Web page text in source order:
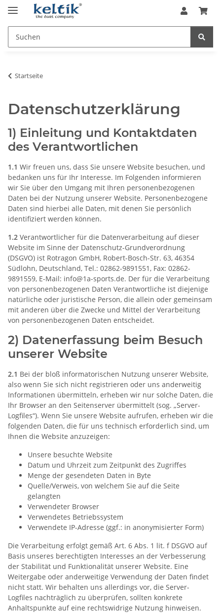
Startseite
Datenschutzerklärung
1) Einleitung und Kontaktdaten
des Verantwortlichen
1.1 Wir freuen uns, dass Sie unsere Website besuchen, und
bedanken uns für Ihr Interesse. Im Folgenden informieren
wir Sie über den Umgang mit Ihren personenbezogenen
Daten bei der Nutzung unserer Website. Personenbezogene
Daten sind hierbei alle Daten, mit denen Sie persönlich
identifiziert werden können.
1.2 Verantwortlicher für die Datenverarbeitung auf dieser
Website im Sinne der Datenschutz-Grundverordnung
(DSGVO) ist Rotragon GmbH, Robert-Bosch-Str. 63, 46354
Südlohn, Deutschland, Tel.: 02862-9891551, Fax: 02862-
9891559, E-Mail: info@1a-sports.de. Der für die Verarbeitung
von personenbezogenen Daten Verantwortliche ist diejenige
natürliche oder juristische Person, die allein oder gemeinsam
mit anderen über die Zwecke und Mittel der Verarbeitung
von personenbezogenen Daten entscheidet.
2) Datenerfassung beim Besuch
unserer Website
2.1 Bei der bloß informatorischen Nutzung unserer Website,
also wenn Sie sich nicht registrieren oder uns anderweitig
Informationen übermitteln, erheben wir nur solche Daten, die
Ihr Browser an den Seitenserver übermittelt (sog. „Server-
Logfiles“). Wenn Sie unsere Website aufrufen, erheben wir die
folgenden Daten, die für uns technisch erforderlich sind, um
Ihnen die Website anzuzeigen:
Unsere besuchte Website
Datum und Uhrzeit zum Zeitpunkt des Zugriffes
Menge der gesendeten Daten in Byte
Quelle/Verweis, von welchem Sie auf die Seite
gelangten
Verwendeter Browser
Verwendetes Betriebssystem
Verwendete IP-Adresse (ggf.: in anonymisierter Form)
Die Verarbeitung erfolgt gemäß Art. 6 Abs. 1 lit. f DSGVO auf
Basis unseres berechtigten Interesses an der Verbesserung
der Stabilität und Funktionalität unserer Website. Eine
Weitergabe oder anderweitige Verwendung der Daten findet
nicht statt. Wir behalten uns allerdings vor, die Server-
Logfiles nachträglich zu überprüfen, sollten konkrete
Anhaltspunkte auf eine rechtswidrige Nutzung hinweisen.